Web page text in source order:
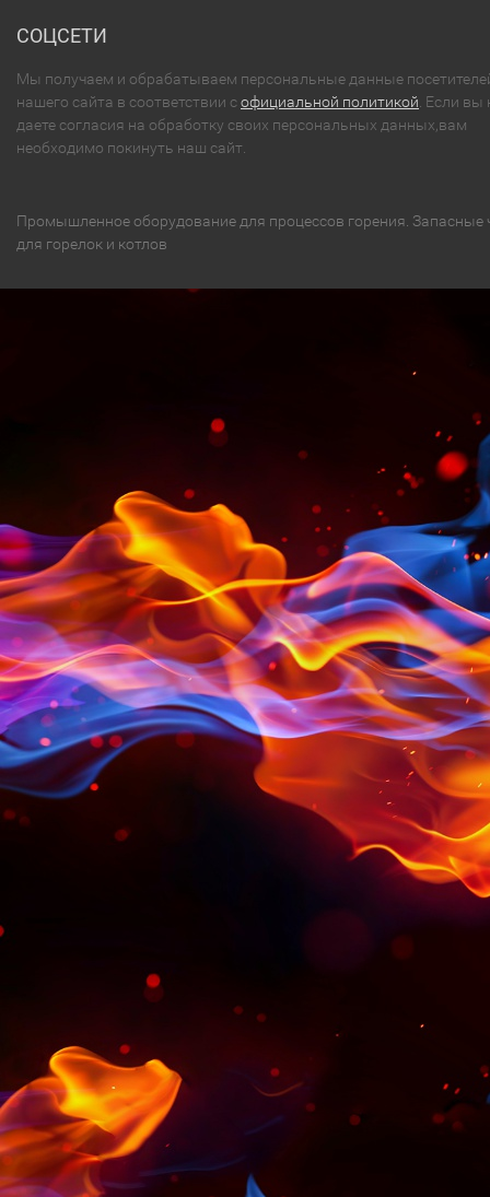
СОЦСЕТИ
Мы получаем и обрабатываем персональные данные
нашего сайта в соответствии софициальной политикой . Если вы
даете согласия на обработку своих персональных данных,вам
необходимо покинуть наш сайт.
Промышленное оборудование для процессов горения. Запасные
для горелок и котлов